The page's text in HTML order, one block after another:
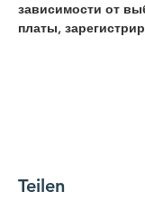
зависимости от
платы,
Teilen